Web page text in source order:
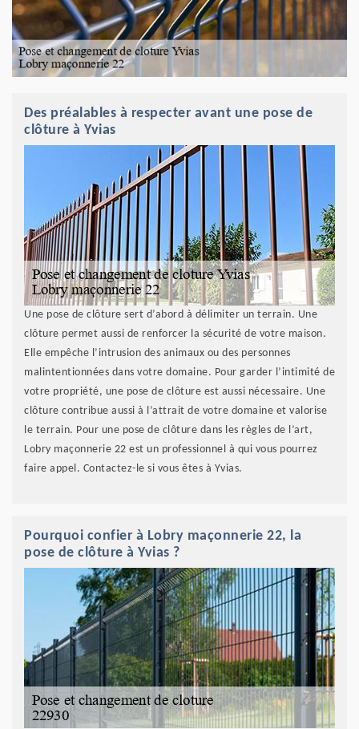
Des préalables à respecter avant une pose de
clôture à Yvias
Une pose de clôture sert d’abord à délimiter un terrain. Une
clôture permet aussi de renforcer la sécurité de votre maison.
Elle empêche l’intrusion des animaux ou des personnes
malintentionnées dans votre domaine. Pour garder l’intimité de
votre propriété, une pose de clôture est aussi nécessaire. Une
clôture contribue aussi à l’attrait de votre domaine et valorise
le terrain. Pour une pose de clôture dans les règles de l’art,
Lobry maçonnerie 22 est un professionnel à qui vous pourrez
faire appel. Contactez-le si vous êtes à Yvias.
Pourquoi confier à Lobry maçonnerie 22, la
pose de clôture à Yvias ?